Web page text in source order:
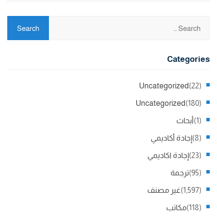
Categories
Uncategorized (22)
Uncategorized (180)
أبحاث (1)
إجادة أكاديمي (8)
إجادة اكاديمي (23)
ترجمة (95)
غير مصنف (1,597)
مكاتب (118)